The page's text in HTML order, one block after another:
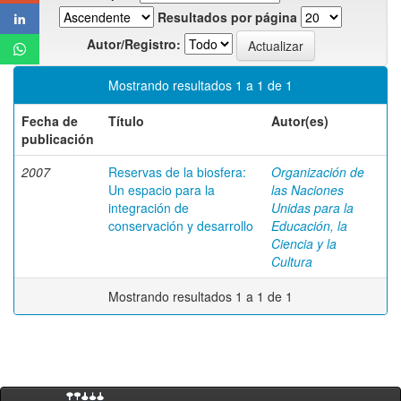
Resultados por página
Autor/Registro:
Mostrando resultados 1 a 1 de 1
Fecha de
publicación
Título Autor(es)
2007
Reservas de la biosfera:
Un espacio para la
integración de
conservación y desarrollo
Organización de
las Naciones
Unidas para la
Educación, la
Ciencia y la
Cultura
Mostrando resultados 1 a 1 de 1